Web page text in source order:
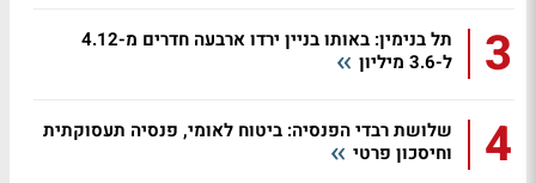
3
תל בנימין: באותו בניין ירדו ארבעה חדרים מ-4.12
ל-3.6 מיליון
4
שלושת רבדי הפנסיה: ביטוח לאומי, פנסיה תעסוקתית
וחיסכון פרטי